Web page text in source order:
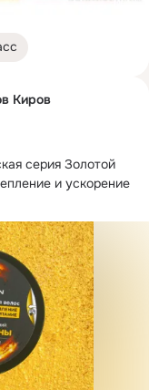
Киров
серия Золотой
и ускорение